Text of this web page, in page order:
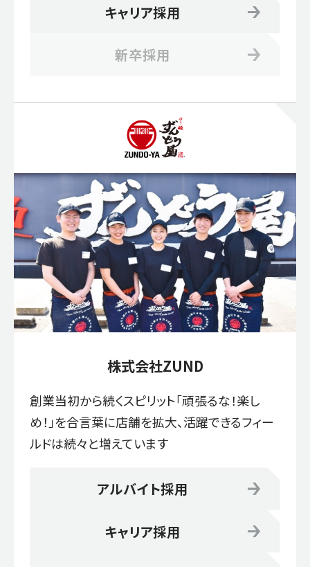
キャリア採用
新卒採用
株式会社ZUND
創業当初から続くスピリット「頑張るな！楽し
め！」を合言葉に店舗を拡大、活躍できるフィー
ルドは続々と増えています
アルバイト採用
キャリア採用